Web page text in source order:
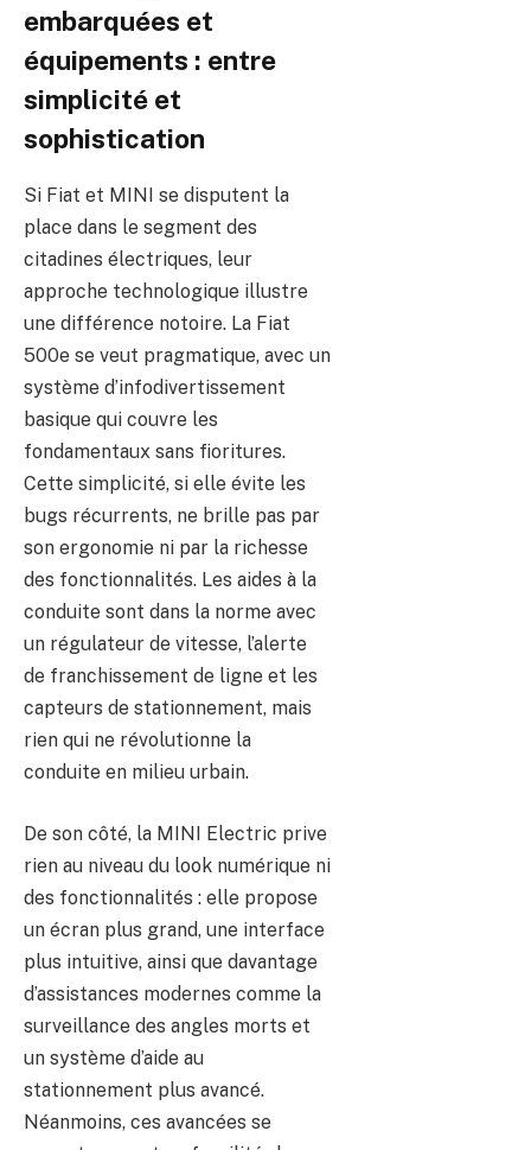
embarquées et
équipements : entre
simplicité et
sophistication
Si Fiat et MINI se disputent la
place dans le segment des
citadines électriques, leur
approche technologique illustre
une différence notoire. La Fiat
500e se veut pragmatique, avec un
système d’infodivertissement
basique qui couvre les
fondamentaux sans fioritures.
Cette simplicité, si elle évite les
bugs récurrents, ne brille pas par
son ergonomie ni par la richesse
des fonctionnalités. Les aides à la
conduite sont dans la norme avec
un régulateur de vitesse, l’alerte
de franchissement de ligne et les
capteurs de stationnement, mais
rien qui ne révolutionne la
conduite en milieu urbain.
De son côté, la MINI Electric prive
rien au niveau du look numérique ni
des fonctionnalités : elle propose
un écran plus grand, une interface
plus intuitive, ainsi que davantage
d’assistances modernes comme la
surveillance des angles morts et
un système d’aide au
stationnement plus avancé.
Néanmoins, ces avancées se